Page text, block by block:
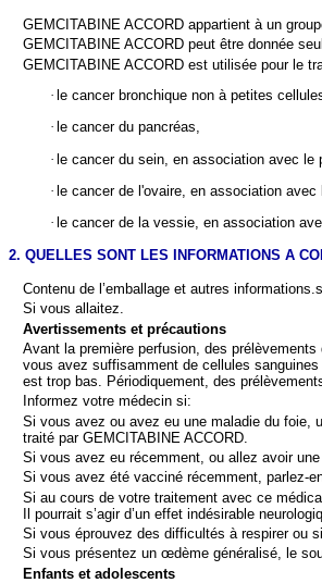
GEMCITABINE ACCORD appartient à un
GEMCITABINE ACCORD peut être donnée
GEMCITABINE ACCORD est utilisée pour le
· le cancer bronchique non à petites
· le cancer du pancréas,
· le cancer du sein, en association avec le
· le cancer de l'ovaire, en association avec
· le cancer de la vessie, enassociation
2. QUELLES SONT LES INFORMATIONS A
Contenu de l’emballage et autres informations.
Si vous allaitez.
Avertissements et précautions
Avant la première perfusion, des
vous avez suffisamment de cellules
est trop bas. Périodiquement, des
Informez votre médecin si:
Si vous avez ou avez eu une maladie du foie,
traité par GEMCITABINE ACCORD.
Si vous avez eu récemment, ou allez avoir
Si vous avez été vacciné récemment, parlez-
Si au cours de votre traitement avec ce
Il pourrait s’agir d’un effet indésirable
Si vous éprouvez des difficultés à respirer ou
Si vous présentez un œdème généralisé, le
Enfants et adolescents